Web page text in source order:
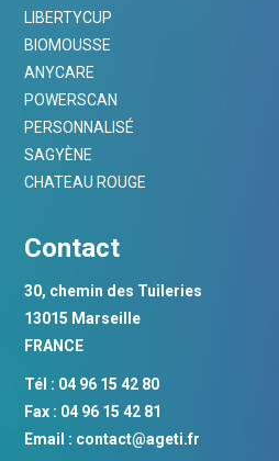
LIBERTYCUP
BIOMOUSSE
ANYCARE
POWERSCAN
PERSONNALISÉ
SAGYÈNE
CHATEAU ROUGE
Contact
30, chemin des Tuileries
13015 Marseille
FRANCE
Tél : 04 96 15 42 80
Fax : 04 96 15 42 81
Email : contact@ageti.fr